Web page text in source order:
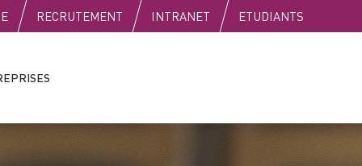
RECRUTEMENT INTRANET ETUDIANTS